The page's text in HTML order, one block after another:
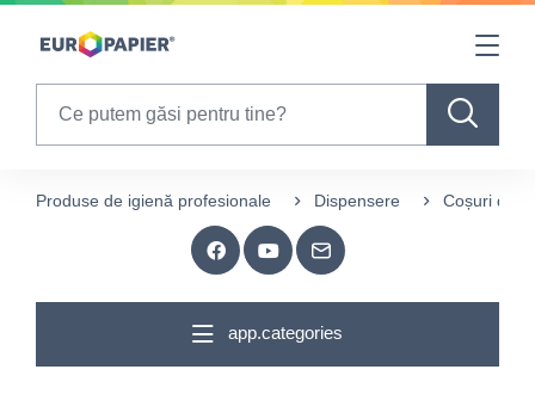
Table Of Content
Produse de igienă profesionale Dispensere Coșuri de
app.categories